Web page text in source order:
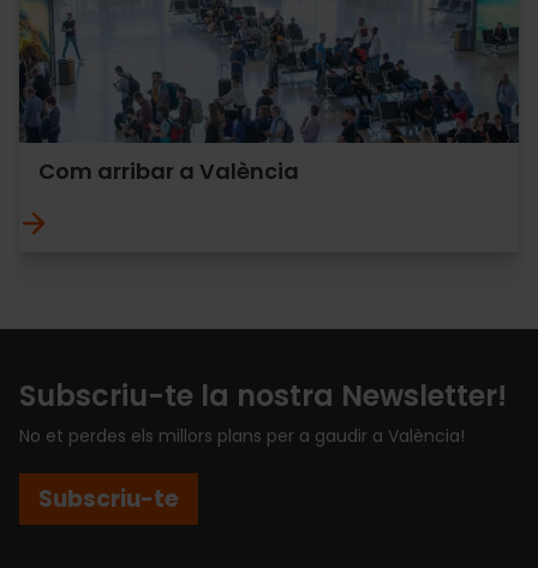
Com arribar a València
Subscriu-te la nostra Newsletter!
No et perdes els millors plans per a gaudir a València!
Subscriu-te